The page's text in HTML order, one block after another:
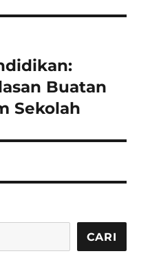
Buatan
Sekolah
CARI